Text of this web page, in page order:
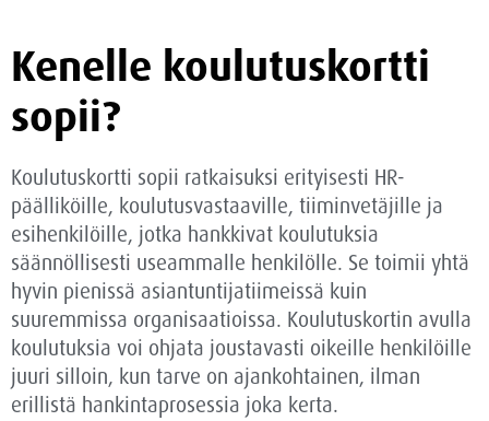
Kenelle koulutuskortti
sopii?
Koulutuskortti sopii ratkaisuksi erityisesti HR-
päälliköille, koulutusvastaaville, tiiminvetäjille ja
esihenkilöille, jotka hankkivat koulutuksia
säännöllisesti useammalle henkilölle. Se toimii yhtä
hyvin pienissä asiantuntijatiimeissä kuin
suuremmissa organisaatioissa. Koulutuskortin avulla
koulutuksia voi ohjata joustavasti oikeille henkilöille
juuri silloin, kun tarve on ajankohtainen, ilman
erillistä hankintaprosessia joka kerta.